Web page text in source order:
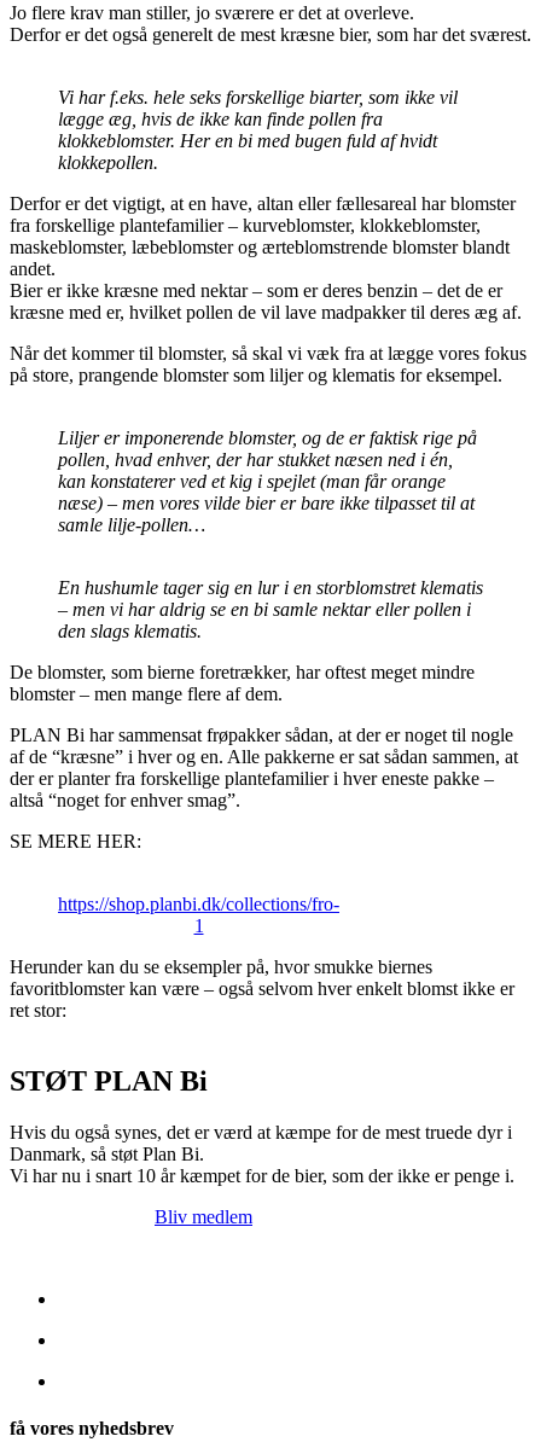
Jo flere krav man stiller, jo sværere er det at overleve.
Derfor er det også generelt de mest kræsne bier, som har det sværest.
Vi har f.eks. hele seks forskellige biarter, som ikke vil
lægge æg, hvis de ikke kan finde pollen fra
klokkeblomster. Her en bi med bugen fuld af hvidt
klokkepollen.
Derfor er det vigtigt, at en have, altan eller fællesareal har blomster
fra forskellige plantefamilier – kurveblomster, klokkeblomster,
maskeblomster, læbeblomster og ærteblomstrende blomster blandt
andet.
Bier er ikke kræsne med nektar – som er deres benzin – det de er
kræsne med er, hvilket pollen de vil lave madpakker til deres æg af.
Når det kommer til blomster, så skal vi væk fra at lægge vores fokus
på store, prangende blomster som liljer og klematis for eksempel.
Liljer er imponerende blomster, og de er faktisk rige på
pollen, hvad enhver, der har stukket næsen ned i én,
kan konstaterer ved et kig i spejlet (man får orange
næse) – men vores vilde bier er bare ikke tilpasset til at
samle lilje-pollen…
En hushumle tager sig en lur i en storblomstret klematis
– men vi har aldrig se en bi samle nektar eller pollen i
den slags klematis.
De blomster, som bierne foretrækker, har oftest meget mindre
blomster – men mange flere af dem.
PLAN Bi har sammensat frøpakker sådan, at der er noget til nogle
af de “kræsne” i hver og en. Alle pakkerne er sat sådan sammen, at
der er planter fra forskellige plantefamilier i hver eneste pakke –
altså “noget for enhver smag”.
SE MERE HER:
https://shop.planbi.dk/collections/fro-
1
Herunder kan du se eksempler på, hvor smukke biernes
favoritblomster kan være – også selvom hver enkelt blomst ikke er
ret stor:
STØT PLAN Bi
Hvis du også synes, det er værd at kæmpe for de mest truede dyr i
Danmark, så støt Plan Bi.
Vi har nu i snart 10 år kæmpet for de bier, som der ikke er penge i.
Bliv medlem
få vores nyhedsbrev